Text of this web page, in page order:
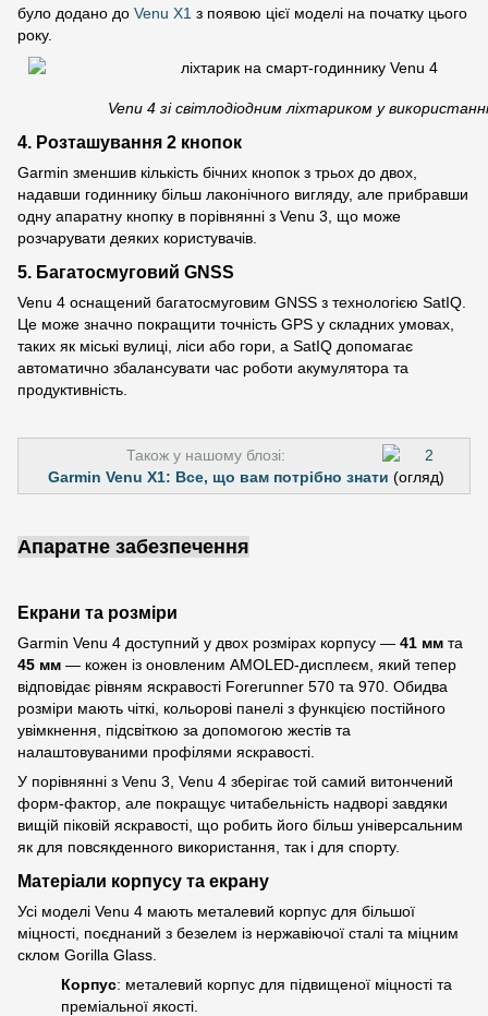
було додано до Venu X1 з появою цієї моделі на початку цього
року.
Venu 4 зі світлодіодним ліхтариком у
4. Розташування 2 кнопок
Garmin зменшив кількість бічних кнопок з трьох до двох,
надавши годиннику більш лаконічного вигляду, але прибравши
одну апаратну кнопку в порівнянні з Venu 3, що може
розчарувати деяких користувачів.
5. Багатосмуговий GNSS
Venu 4 оснащений багатосмуговим GNSS з технологією SatIQ.
Це може значно покращити точність GPS у складних умовах,
таких як міські вулиці, ліси або гори, а SatIQ допомагає
автоматично збалансувати час роботи акумулятора та
продуктивність.
Також у нашому блозі:
Garmin Venu X1: Все, що вам потрібно знати (огляд)
Апаратне забезпечення
Екрани та розміри
Garmin Venu 4 доступний у двох розмірах корпусу — 41 мм та
45 мм — кожен із оновленим AMOLED-дисплеєм, який тепер
відповідає рівням яскравості Forerunner 570 та 970. Обидва
розміри мають чіткі, кольорові панелі з функцією постійного
увімкнення, підсвіткою за допомогою жестів та
налаштовуваними профілями яскравості.
У порівнянні з Venu 3, Venu 4 зберігає той самий витончений
форм-фактор, але покращує читабельність надворі завдяки
вищій піковій яскравості, що робить його більш універсальним
як для повсякденного використання, так і для спорту.
Матеріали корпусу та екрану
Усі моделі Venu 4 мають металевий корпус для більшої
міцності, поєднаний з безелем із нержавіючої сталі та міцним
склом Gorilla Glass.
Корпус: металевий корпус для підвищеної міцності та
преміальної якості.